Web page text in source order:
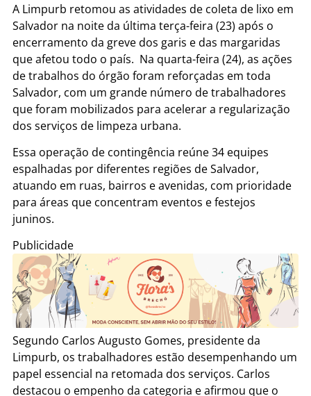
A Limpurb retomou as atividades de coleta de lixo em
Salvador na noite da última terça-feira (23) após o
encerramento da greve dos garis e das margaridas
que afetou todo o país. Na quarta-feira (24), as ações
de trabalhos do órgão foram reforçadas em toda
Salvador, com um grande número de trabalhadores
que foram mobilizados para acelerar a regularização
dos serviços de limpeza urbana.
Essa operação de contingência reúne 34 equipes
espalhadas por diferentes regiões de Salvador,
atuando em ruas, bairros e avenidas, com prioridade
para áreas que concentram eventos e festejos
juninos.
Publicidade
Segundo Carlos Augusto Gomes, presidente da
Limpurb, os trabalhadores estão desempenhando um
papel essencial na retomada dos serviços. Carlos
destacou o empenho da categoria e afirmou que o